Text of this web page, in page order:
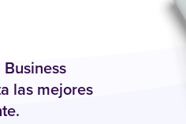
las mejores